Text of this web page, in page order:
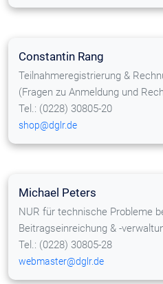
Constantin Rang
Teilnahmeregistrierung &
(Fragen zu Anmeldung und
Tel.: (0228) 30805-20
shop@dglr.de
Michael Peters
NUR für technische Probleme
Beitragseinreichung & -
Tel.: (0228) 30805-28
webmaster@dglr.de